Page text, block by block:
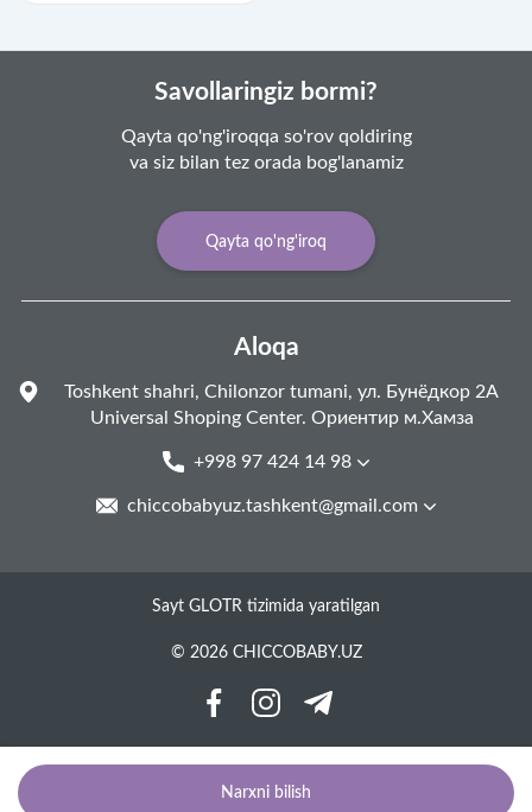
Narxni bilish
Savollaringiz bormi?
Qayta qo'ng'iroqqa so'rov qoldiring
va siz bilan tez orada bog'lanamiz
Qayta qo'ng'iroq
Aloqa
Toshkent shahri, Chilonzor tumani, ул. Бунёдкор 2А
Universal Shoping Center. Ориентир м.Хамза
+998 97 424 14 98
chiccobabyuz.tashkent@gmail.com
Sayt GLOTR tizimida yaratilgan
© 2026 CHICCOBABY.UZ